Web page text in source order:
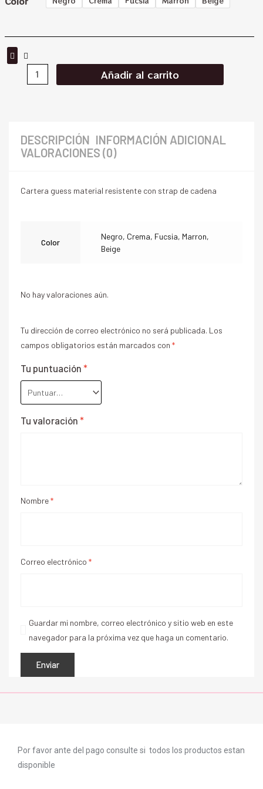
Añadir al carrito
DESCRIPCIÓN INFORMACIÓN ADICIONAL
VALORACIONES (0)
Cartera guess material resistente con strap de cadena
Color
Negro, Crema, Fucsia, Marron,
Beige
No hay valoraciones aún.
Tu dirección de correo electrónico no será publicada. Los
campos obligatorios están marcados con *
Tu puntuación *
Tu valoración *
Nombre*
Correo electrónico *
Guardar mi nombre, correo electrónico y sitio web en este
navegador para la próxima vez que haga un comentario.
Por favor ante del pago consulte si todos los productos estan
disponible